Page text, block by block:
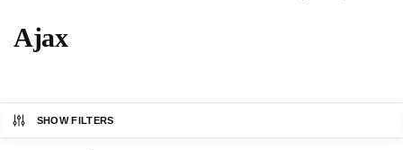
Ajax
SHOW FILTERS